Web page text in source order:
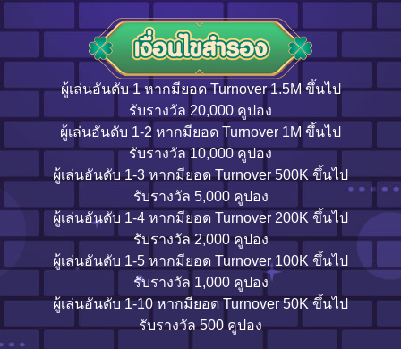
ผู้เล่นอันดับ 1 หากมียอด Turnover 1.5M ขึ้นไป
รับรางวัล 20,000 คูปอง
ผู้เล่นอันดับ 1-2 หากมียอด Turnover 1M ขึ้นไป
รับรางวัล 10,000 คูปอง
ผู้เล่นอันดับ 1-3 หากมียอด Turnover 500K ขึ้นไป
รับรางวัล 5,000 คูปอง
ผู้เล่นอันดับ 1-4 หากมียอด Turnover 200K ขึ้นไป
รับรางวัล 2,000 คูปอง
ผู้เล่นอันดับ 1-5 หากมียอด Turnover 100K ขึ้นไป
รับรางวัล 1,000 คูปอง
ผู้เล่นอันดับ 1-10 หากมียอด Turnover 50K ขึ้นไป
รับรางวัล 500 คูปอง